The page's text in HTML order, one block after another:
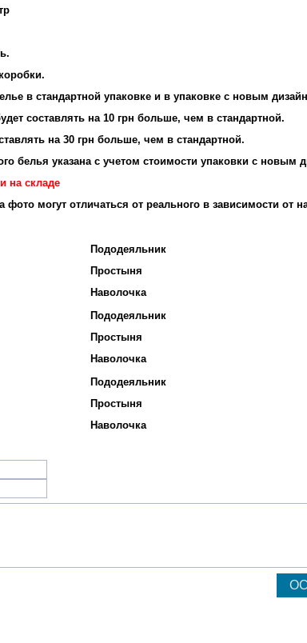
в стандартной упаковке и в упаковке с новым
составлять на 10 грн больше, чем в стандартной.
на 30 грн больше, чем в стандартной.
белья указана с учетом стоимости упаковки с новым
на складе
фото могут отличаться от реального в зависимости от
Пододеяльник
Простыня
Наволочка
Пододеяльник
Простыня
Наволочка
Пододеяльник
Простыня
Наволочка